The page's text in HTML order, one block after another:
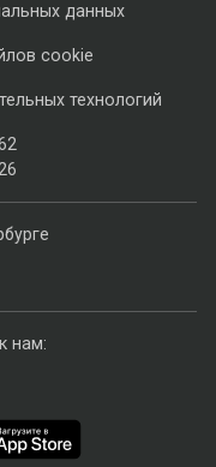
данных
cookie
технологий
нам: